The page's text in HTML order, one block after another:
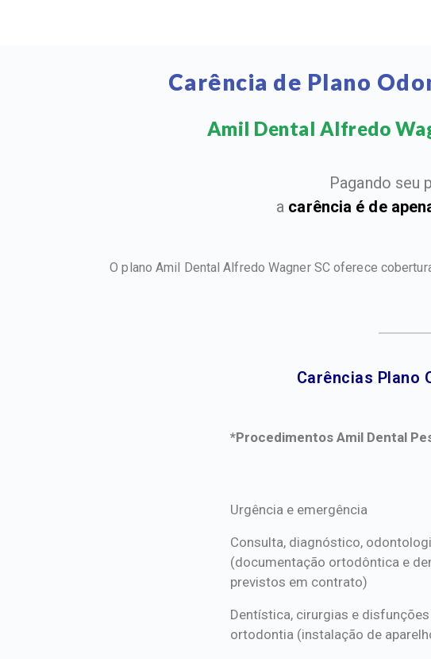
Carência de Plano
Amil Dental Alfredo
Pagando seu
a carência é de
O plano Amil Dental Alfredo Wagner SC oferece
Carências Plano
*Procedimentos Amil Dental
*Procedimentos Amil Dental
Urgência e emergência
Consulta, diagnóstico,
(documentação ortodôntica e
previstos em contrato)
Dentística, cirurgias e
ortodontia (instalação de